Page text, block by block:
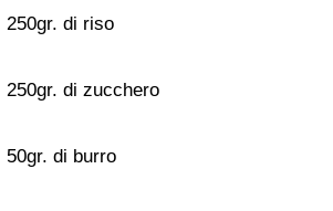
250gr. di riso
250gr. di zucchero
50gr. di burro